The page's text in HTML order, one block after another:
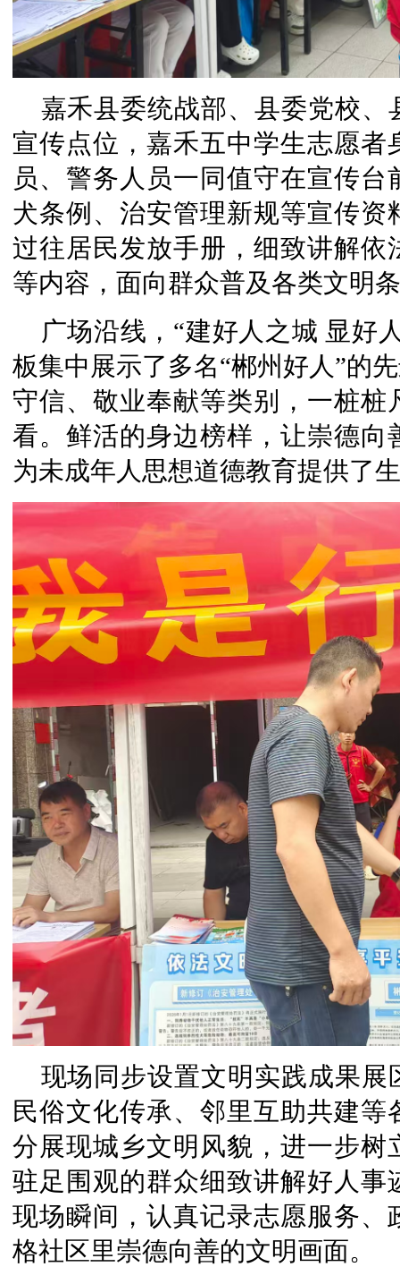
嘉禾县委统战部、县委党校
宣传点位，嘉禾五中学生志愿
员、警务人员一同值守在宣传
犬条例、治安管理新规等宣传
过往居民发放手册，细致讲解
等内容，面向群众普及各类文明
广场沿线，“建好人之城 显好
板集中展示了多名“郴州好人”的
守信、敬业奉献等类别，一桩
看。鲜活的身边榜样，让崇德
为未成年人思想道德教育提供了
现场同步设置文明实践成果
民俗文化传承、邻里互助共建
分展现城乡文明风貌，进一步
驻足围观的群众细致讲解好人
现场瞬间，认真记录志愿服务
格社区里崇德向善的文明画面。